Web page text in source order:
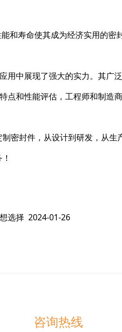
和寿命使其成为经济实用的密
用中展现了强大的实力。其广
点和性能评估，工程师和制造
密封件，从设计到研发，从
选择 2024-01-26
咨询热线